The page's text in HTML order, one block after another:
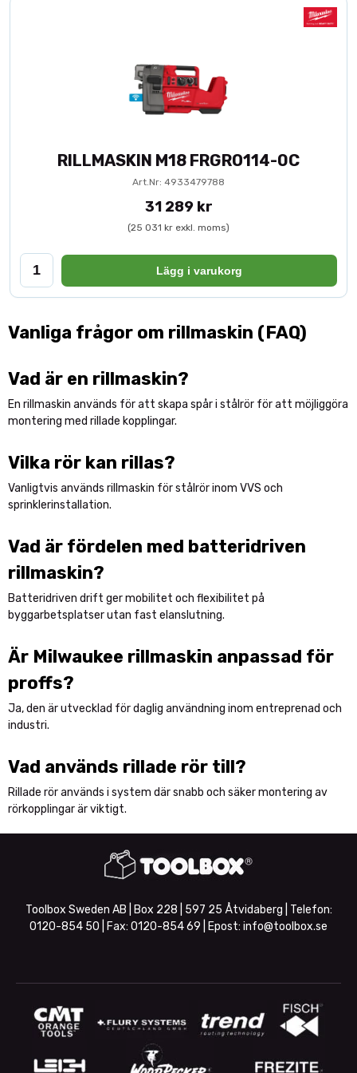
RILLMASKIN M18 FRGRO114-0C
Art.Nr: 4933479788
31 289 kr
(25 031 kr exkl. moms)
Lägg i varukorg
Vanliga frågor om rillmaskin (FAQ)
Vad är en rillmaskin?
En rillmaskin används för att skapa spår i stålrör för att möjliggöra
montering med rillade kopplingar.
Vilka rör kan rillas?
Vanligtvis används rillmaskin för stålrör inom VVS och
sprinklerinstallation.
Vad är fördelen med batteridriven
rillmaskin?
Batteridriven drift ger mobilitet och flexibilitet på
byggarbetsplatser utan fast elanslutning.
Är Milwaukee rillmaskin anpassad för
proffs?
Ja, den är utvecklad för daglig användning inom entreprenad och
industri.
Vad används rillade rör till?
Rillade rör används i system där snabb och säker montering av
rörkopplingar är viktigt.
Toolbox Sweden AB | Box 228 | 597 25 Åtvidaberg | Telefon:
0120-854 50 | Fax: 0120-854 69 | Epost: info@toolbox.se